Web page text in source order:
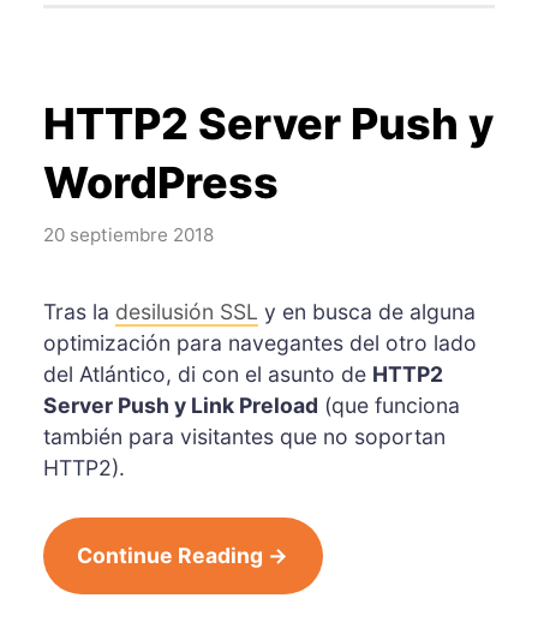
HTTP2 Server Push y
WordPress
20 septiembre 2018
Tras la desilusión SSL y en busca de alguna
optimización para navegantes del otro lado
del Atlántico, di con el asunto de HTTP2
Server Push y Link Preload (que funciona
también para visitantes que no soportan
HTTP2).
Continue Reading →